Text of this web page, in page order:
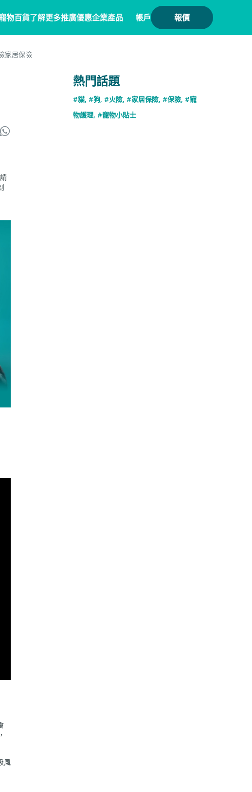
物百貨了解更多
保險101
推廣優惠
毛範生會員計劃
企業產品
數碼保險
數字資產保險
帳戶 報價
家居保險
風
熱門話題
#貓, #狗, #火險, #家居保險, #保險, #寵
物護理, #寵物小貼士